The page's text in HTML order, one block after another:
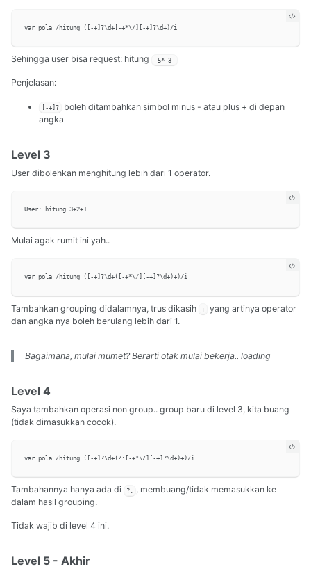
Sehingga user bisa request: hitung -5*-3
Penjelasan:
[-+]?
boleh ditambahkan simbol minus - atau plus + di depan
angka
Level 3
User dibolehkan menghitung lebih dari 1 operator.
Mulai agak rumit ini yah..
Tambahkan grouping didalamnya, trus dikasih +
yang artinya operator
dan angka nya boleh berulang lebih dari 1.
Bagaimana, mulai mumet? Berarti otak mulai bekerja.. loading
Level 4
Saya tambahkan operasi non group.. group baru di level 3, kita buang
(tidak dimasukkan cocok).
Tambahannya hanya ada di ?: , membuang/tidak memasukkan ke
dalam hasil grouping.
Tidak wajib di level 4 ini.
Level 5 - Akhir